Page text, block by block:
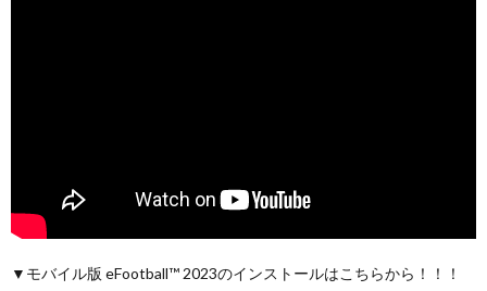
▼モバイル版 eFootball™ 2023のインストールはこちらから！！！